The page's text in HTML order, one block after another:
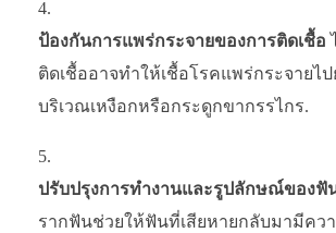
ป้องกันการแพร่กระจายของการติดเชื้อ
ติดเชื้ออาจทำให้เชื้อโรคแพร่กระจายไ
บริเวณเหงือกหรือกระดูกขากรรไกร.
ปรับปรุงการทำงานและรูปลักษณ์ของฟั
รากฟันช่วยให้ฟันที่เสียหายกลับมามีคว